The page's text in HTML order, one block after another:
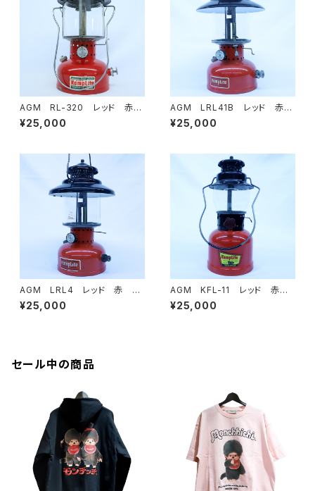
AGM RL-320 レッド 赤
ヴィンテージランタン
¥25,000
AGM LRL41B レッド 赤
ヴィンテージランタン
¥25,000
AGM LRL4 レッド 赤 ヴ
ィンテージランタン
¥25,000
AGM KFL-11 レッド 赤
ヴィンテージランタン
¥25,000
セール中の商品